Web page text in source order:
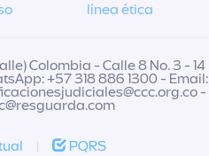
línea ética
Colombia - Calle 8 No. 3 - 14
+57 318 886 1300 - Email:
-
| PQRS